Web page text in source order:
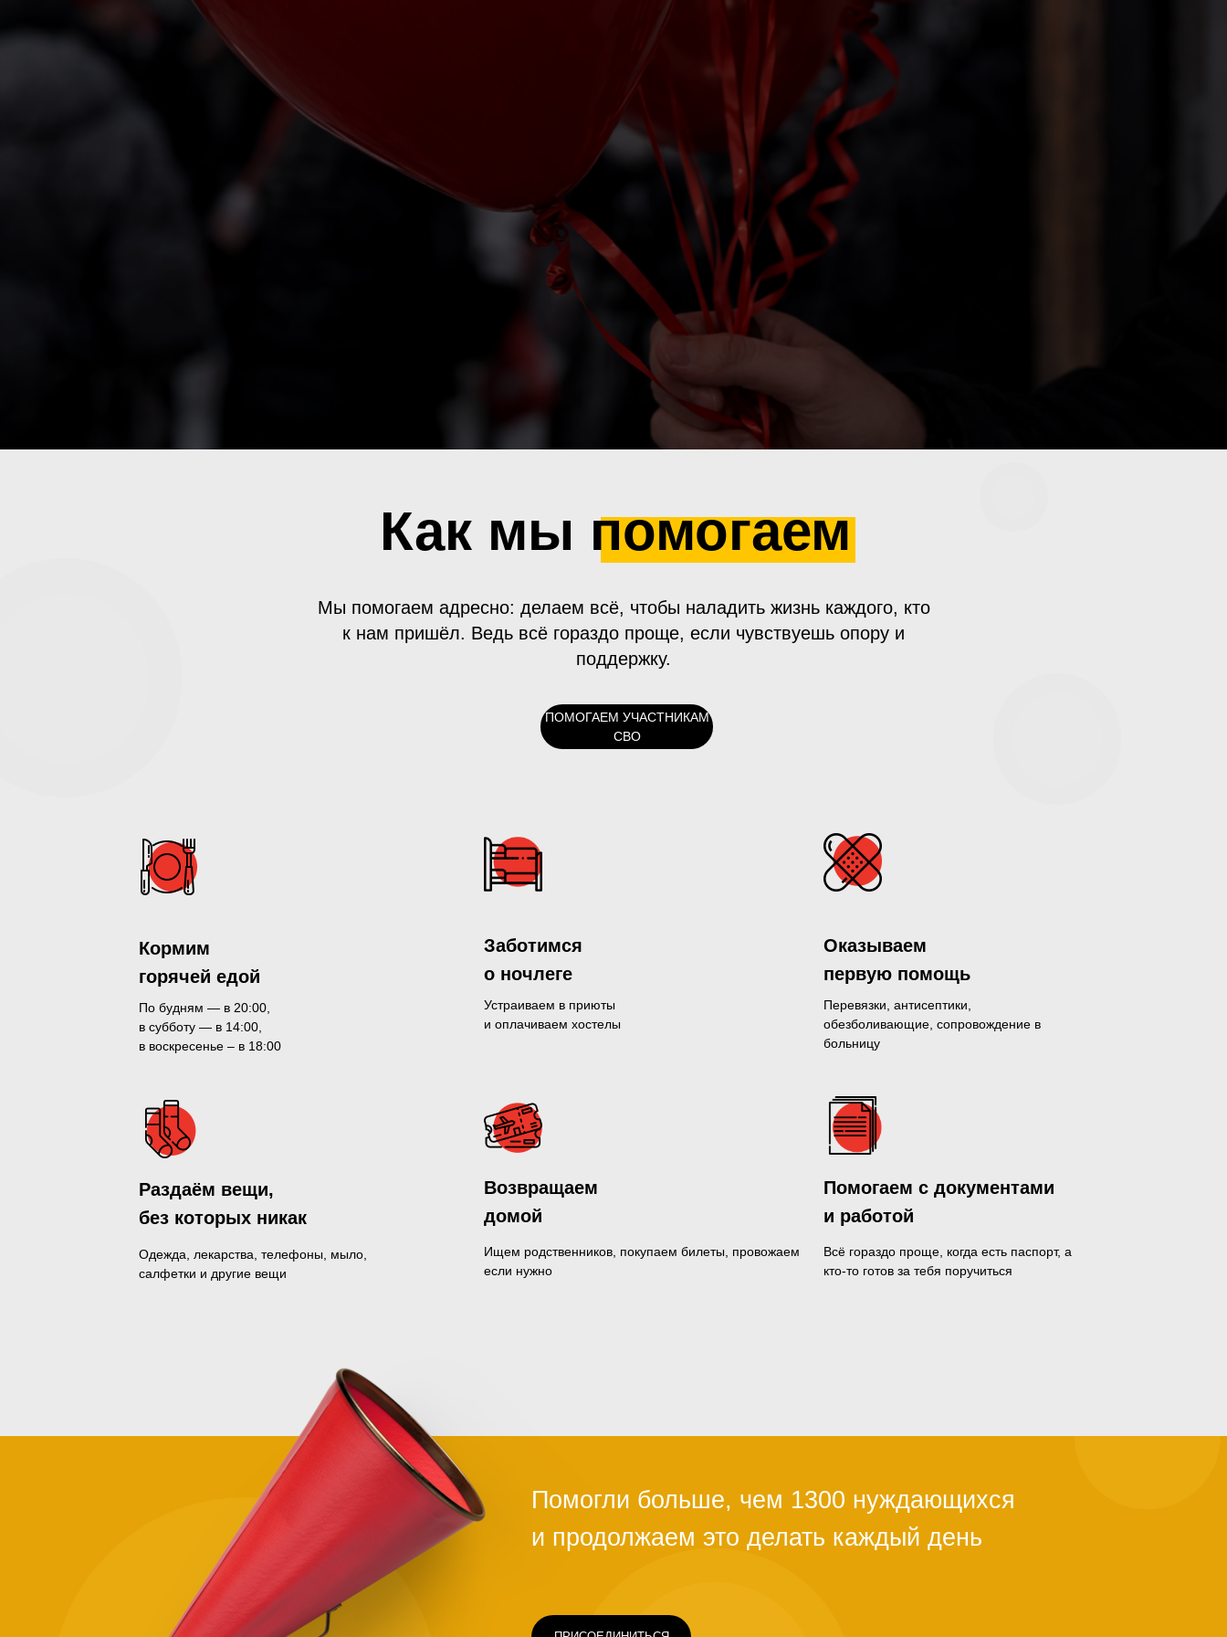
Как мы помогаем
ПОМОГАЕМ УЧАСТНИКАМ
СВО
Мы помогаем адресно: делаем всё, чтобы наладить жизнь каждого, кто
к нам пришёл. Ведь всё гораздо проще, если чувствуешь опору и
поддержку.
По будням — в 20:00,
в субботу — в 14:00,
в воскресенье – в 18:00
Устраиваем в приюты
и оплачиваем хостелы
Перевязки, антисептики,
обезболивающие, сопровождение в
больницу
Кормим
горячей едой
Заботимся
о ночлеге
Оказываем
первую помощь
Одежда, лекарства, телефоны, мыло,
салфетки и другие вещи
Ищем родственников, покупаем билеты, провожаем
если нужно
Всё гораздо проще, когда есть паспорт, а
кто-то готов за тебя поручиться
Раздаём вещи,
без которых никак
Возвращаем
домой
Помогаем с документами
и работой
и продолжаем это делать каждый день
Зачем
помогать
нуждающимся
здоровья или вовремя не дали нужной поддержки.
проще сдаться, чем бороться и идти дальше. Как